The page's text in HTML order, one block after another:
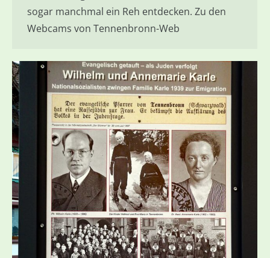
sogar manchmal ein Reh entdecken. Zu den
Webcams von Tennenbronn-Web